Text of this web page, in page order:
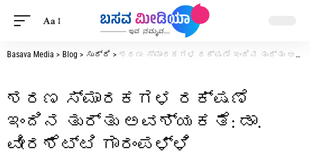
Aa
Basava Media > Blog > ಸುದ್ದಿ > ಶರಣ ಸ್ಮಾರಕಗಳ ರಕ್ಷಣೆ ಇಂದಿನ ತುರ್ತು ಅವಶ್ಯಕತೆ: ಡಾ. ವೀರಶೆಟ್ಟಿ ಗಾರಂಪಳ್ಳಿ
ಶರಣ ಸ್ಮಾರಕಗಳ ರಕ್ಷಣೆ
ಇಂದಿನ ತುರ್ತು ಅವಶ್ಯಕತೆ: ಡಾ.
ವೀರಶೆಟ್ಟಿ ಗಾರಂಪಳ್ಳಿ